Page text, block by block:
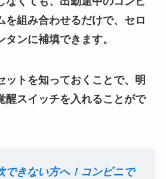
を組み合わせるだけで、セロ
タンに補填できます。
ットを知っておくことで、明
醒スイッチを入れることがで
できない方へ！コンビニで